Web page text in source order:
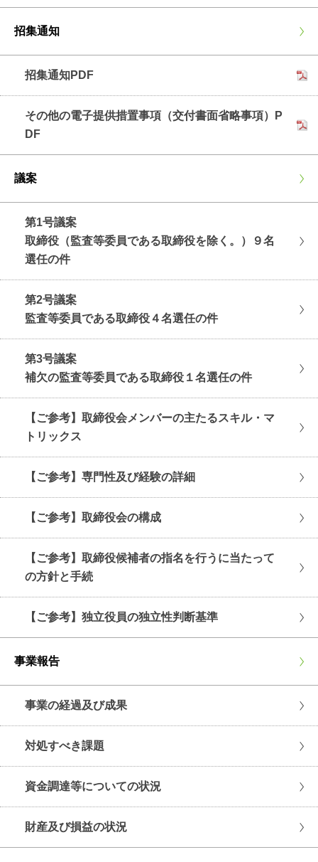
招集通知
招集通知PDF
その他の電子提供措置事項（交付書面省略事項）P
DF
議案
第1号議案
取締役（監査等委員である取締役を除く。）９名
選任の件
第2号議案
監査等委員である取締役４名選任の件
第3号議案
補欠の監査等委員である取締役１名選任の件
【ご参考】取締役会メンバーの主たるスキル・マ
トリックス
【ご参考】専門性及び経験の詳細
【ご参考】取締役会の構成
【ご参考】取締役候補者の指名を行うに当たって
の方針と手続
【ご参考】独立役員の独立性判断基準
事業報告
事業の経過及び成果
対処すべき課題
資金調達等についての状況
財産及び損益の状況